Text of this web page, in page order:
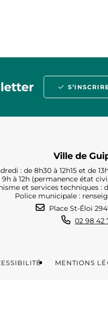
Ville de
: de 8h30 à 12h15 et de
9h à 12h (permanence état
et services techniques :
Police municipale :
Place St-Éloi
02 98 42
MENTIONS